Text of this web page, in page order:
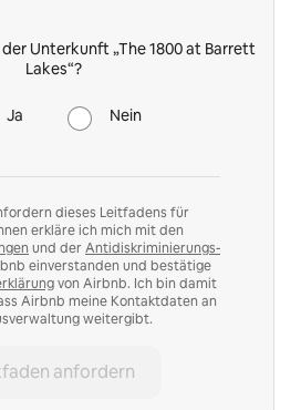
Unterkunft „The 1800 at Barrett
Lakes“?
Ja Nein
dieses Leitfadens für
erkläre ich mich mit den
und der Antidiskriminierungs-
einverstanden und bestätige
von Airbnb. Ich bin damit
Airbnb meine Kontaktdaten an
weitergibt.
anfordern